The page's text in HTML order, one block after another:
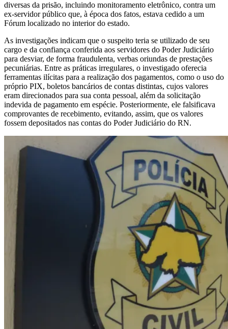
diversas da prisão, incluindo monitoramento eletrônico, contra um
ex-servidor público que, à época dos fatos, estava cedido a um
Fórum localizado no interior do estado.
As investigações indicam que o suspeito teria se utilizado de seu
cargo e da confiança conferida aos servidores do Poder Judiciário
para desviar, de forma fraudulenta, verbas oriundas de prestações
pecuniárias. Entre as práticas irregulares, o investigado oferecia
ferramentas ilícitas para a realização dos pagamentos, como o uso do
próprio PIX, boletos bancários de contas distintas, cujos valores
eram direcionados para sua conta pessoal, além da solicitação
indevida de pagamento em espécie. Posteriormente, ele falsificava
comprovantes de recebimento, evitando, assim, que os valores
fossem depositados nas contas do Poder Judiciário do RN.